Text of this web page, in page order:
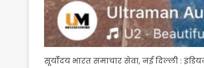
सूर्योदय भारत समाचार सेवा, नई दिल्ली :